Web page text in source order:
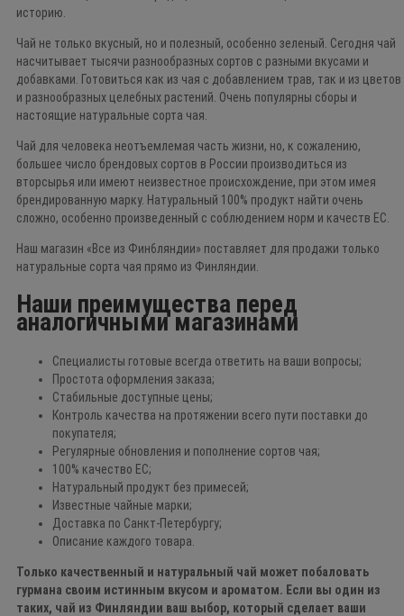
историю.
Чай не только вкусный, но и полезный, особенно зеленый. Сегодня чай
насчитывает тысячи разнообразных сортов с разными вкусами и
добавками. Готовиться как из чая с добавлением трав, так и из цветов
и разнообразных целебных растений. Очень популярны сборы и
настоящие натуральные сорта чая.
Чай для человека неотъемлемая часть жизни, но, к сожалению,
большее число брендовых сортов в России производиться из
вторсырья или имеют неизвестное происхождение, при этом имея
брендированную марку. Натуральный 100% продукт найти очень
сложно, особенно произведенный с соблюдением норм и качеств ЕС.
Наш магазин «Все из Фин6ляндии» поставляет для продажи только
натуральные сорта чая прямо из Финляндии.
Наши преимущества перед
аналогичными магазинами
Специалисты готовые всегда ответить на ваши вопросы;
Простота оформления заказа;
Стабильные доступные цены;
Контроль качества на протяжении всего пути поставки до
покупателя;
Регулярные обновления и пополнение сортов чая;
100% качество ЕС;
Натуральный продукт без примесей;
Известные чайные марки;
Доставка по Санкт-Петербургу;
Описание каждого товара.
Только качественный и натуральный чай может побаловать
гурмана своим истинным вкусом и ароматом. Если вы один из
таких, чай из Финляндии ваш выбор, который сделает ваши